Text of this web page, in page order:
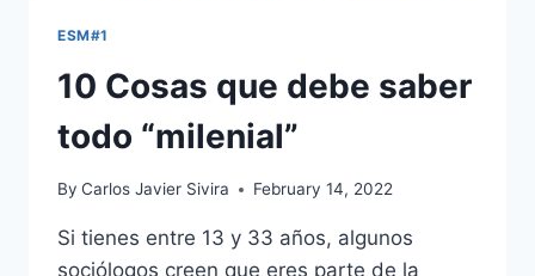
ESM#1
10 Cosas que debe saber
todo “milenial”
By Carlos Javier Sivira February 14, 2022
Si tienes entre 13 y 33 años, algunos
sociólogos creen que eres parte de la